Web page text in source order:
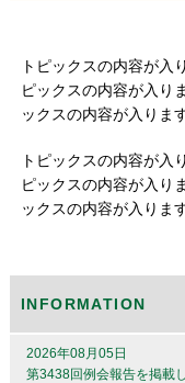
トピックスの内容が入
ピックスの内容が入り
ックスの内容が入りま
トピックスの内容が入
ピックスの内容が入り
ックスの内容が入ります
INFORMATION
2026年08月05日
第3438回例会報告を掲載